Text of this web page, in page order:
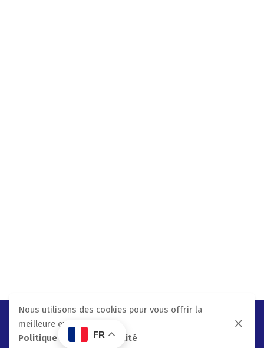
Nous utilisons des cookies pour vous offrir la
meilleure expérience.
Politique De Confidentialité
FR